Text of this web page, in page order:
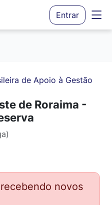
Entrar
de Apoio à Gestão
de Roraima -
novos